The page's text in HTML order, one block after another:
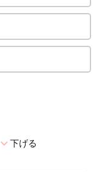
expand_more下げる